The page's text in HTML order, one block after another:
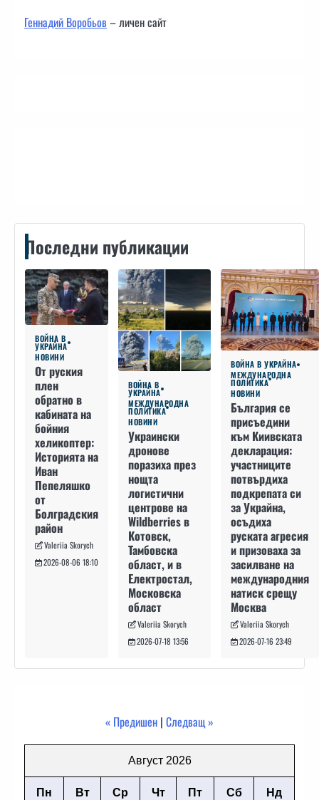
Геннадий Воробьов– личен сайт
Последни публикации
ВОЙНА В
УКРАЙНА
НОВИНИ
От руския
плен
обратно в
кабината на
бойния
хеликоптер:
Историята на
Иван
Пепеляшко
от
Болградския
район
Valeriia Skorych
2026-08-06 18:10
ВОЙНА В
УКРАЙНА
МЕЖДУНАРОДНА
ПОЛИТИКА
НОВИНИ
Украински
дронове
поразиха през
нощта
логистични
центрове на
Wildberries в
Котовск,
Тамбовска
област, и в
Електростал,
Московска
област
Valeriia Skorych
2026-07-18 13:56
ВОЙНА В УКРАЙНА
МЕЖДУНАРОДНА
ПОЛИТИКА
НОВИНИ
България се
присъедини
към Киивската
декларация:
участниците
потвърдиха
подкрепата си
за Украйна,
осъдиха
руската агресия
и призоваха за
засилване на
международния
натиск срещу
Москва
Valeriia Skorych
2026-07-16 23:49
« Предишен | Следващ »
Август 2026
Пн Вт Ср Чт Пт Сб Нд